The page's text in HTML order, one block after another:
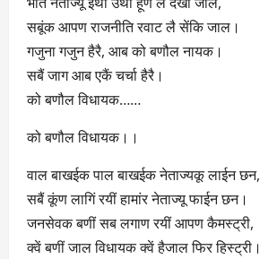
सबूंक आपण राजनीति रवाट लै सेंकि जाल।
गजुना गजुन हैरै, आब को बणौल नायक।
सबैं जाग आब एकैं चर्चा हैरै।
को बणौल विधायक……
को बणौल विधायक।।
वाल बाखईक पाल बाखईक नेताज्यकू लाईन छन,
सबैं कूंण लागिं रयीं हामांर नेताज्यू फाईन छन।
जनसेवक बणीं सब लगाण रयीं आपण कैमस्ट्री,
क्वें बणीं जाल विधायक क्वें हैजाल फिर हिस्ट्री।